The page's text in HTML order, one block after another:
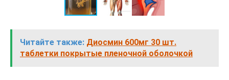
Читайте также: Диосмин 600мг 30 шт.
таблетки покрытые пленочной оболочкой